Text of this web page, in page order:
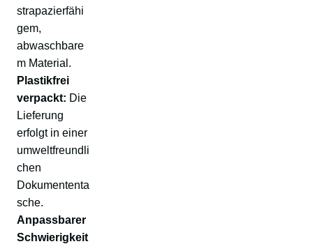
strapazierfähi
gem,
abwaschbare
m Material.
Plastikfrei
verpackt: Die
Lieferung
erfolgt in einer
umweltfreundli
chen
Dokumententa
sche.
Anpassbarer
Schwierigkeit